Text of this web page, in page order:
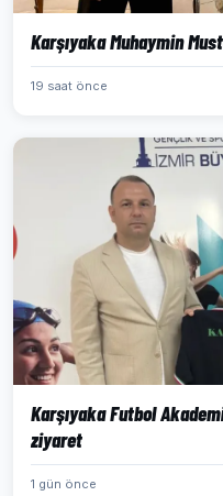
Karşıyaka Muhaymin
19 saat önce
Karşıyaka Futbol
ziyaret
1 gün önce